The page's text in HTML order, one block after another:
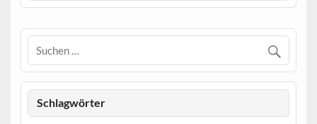
Schlagwörter